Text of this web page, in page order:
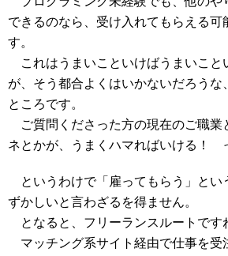
できるのなら、受け入れてもらえる可
す。
これはうまいこといけばうまいこと
が、そう都合よくはいかないだろうな
ところです。
ご質問くださった方の現在のご職業
ネとかが、うまくハマればいける！
というわけで「雇ってもらう」とい
ずかしいと言わざるを得ません。
となると、フリーランスルートです
マッチング系サイト経由で仕事を受